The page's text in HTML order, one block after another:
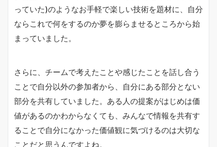
っていた)のようなお手軽で楽しい技術を題材に、自分
ならこれで何をするのか夢を膨らませるところから始
まっていました。
さらに、チームで考えたことや感じたことを話し合う
ことで自分以外の参加者から、自分にある部分とない
部分を共有していました。ある人の提案がはじめは価
値があるのかわからなくても、みんなで情報を共有す
ることで自分になかった価値観に気づけるのは大切な
ことだと思うんですよね。